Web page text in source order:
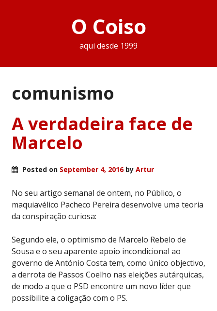
O Coiso
aqui desde 1999
comunismo
A verdadeira face de
Marcelo
Posted on September 4, 2016by Artur
No seu artigo semanal de ontem, no Público, o
maquiavélico Pacheco Pereira desenvolve uma teoria
da conspiração curiosa:
Segundo ele, o optimismo de Marcelo Rebelo de
Sousa e o seu aparente apoio incondicional ao
governo de António Costa tem, como único objectivo,
a derrota de Passos Coelho nas eleições autárquicas,
de modo a que o PSD encontre um novo líder que
possibilite a coligação com o PS.